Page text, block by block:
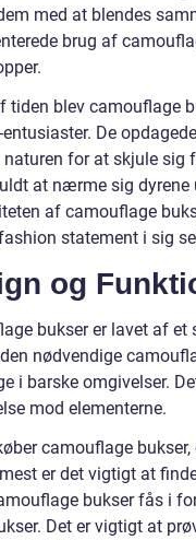
med at blendes
brug af
tiden blev camouflage
De
naturen for at skjule sig
at nærme sig dyrene
af camouflage
statement i sig
og
bukser er lavet af
nødvendige
i barske omgivelser.
mod elementerne.
camouflage
er det vigtigt at
bukser fås i
Det er vigtigt at